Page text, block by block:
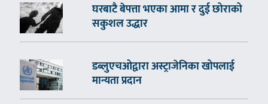
घरबाटै बेपत्ता भएका आमा र दुई छोराको
सकुशल उद्धार
डब्लुएचओद्वारा अस्ट्राजेनिका खोपलाई
मान्यता प्रदान